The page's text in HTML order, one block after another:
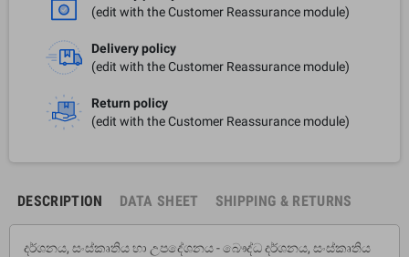
(edit with the Customer Reassurance module)
Delivery policy
(edit with the Customer Reassurance module)
Return policy
(edit with the Customer Reassurance module)
DESCRIPTION DATA SHEET SHIPPING & RETURNS
දර්ශනය, සංස්කෘතිය හා උපදේශනය - බෞද්ධ දර්ශනය, සංස්කෘතිය